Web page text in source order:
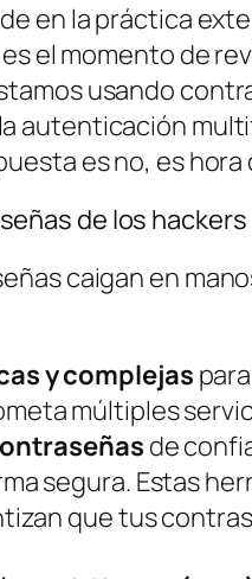
en la práctica
el momento de
usando
autenticación
es no, es hora
de los hackers
caigan en
y complejas
múltiples
de
segura. Estas
que tus